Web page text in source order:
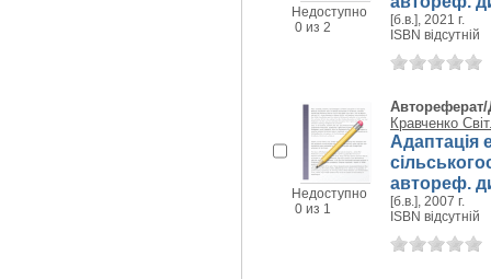
Недоступно
0 из 2
[б.в.], 2021 г.
ISBN відсутній
Недоступно
0 из 1
Автореферат/
Кравченко
Адаптація
автореф.
[б.в.], 2007 г.
ISBN відсутній